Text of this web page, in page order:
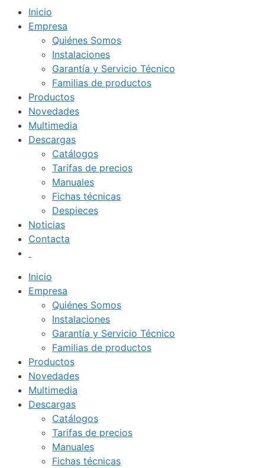
Inicio
Empresa
Quiénes Somos
Instalaciones
Garantía y Servicio Técnico
Familias de productos
Productos
Novedades
Multimedia
Descargas
Catálogos
Tarifas de precios
Manuales
Fichas técnicas
Despieces
Noticias
Contacta
Inicio
Empresa
Quiénes Somos
Instalaciones
Garantía y Servicio Técnico
Familias de productos
Productos
Novedades
Multimedia
Descargas
Catálogos
Tarifas de precios
Manuales
Fichas técnicas